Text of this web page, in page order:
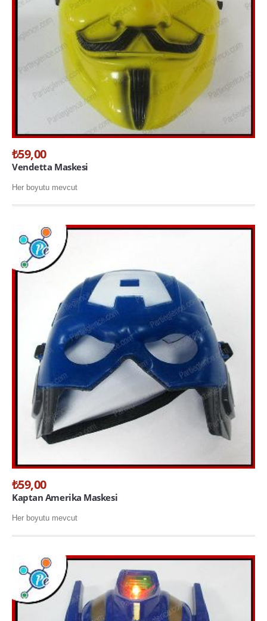
₺59,00
Vendetta Maskesi
Her boyutu mevcut
₺59,00
Kaptan Amerika Maskesi
Her boyutu mevcut